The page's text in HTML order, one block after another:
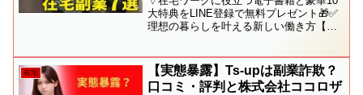
大特典をLINE登録で無料プレゼント🎁✅
理想の暮らしを叶える新しい働き方【電
ンの選び方✅コピペOK！受かる応募文テ
ンプレ集✅未...
在宅
【実態暴露】Ts-upは副業詐欺？
口コミ・評判と株式会社ココロザ